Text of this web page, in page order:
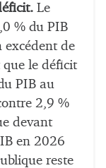
Le
% du PIB
excédent de
le déficit
PIB au
2,9 %
devant
en 2026
reste